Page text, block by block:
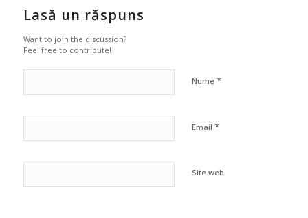
Lasă un răspuns
Want to join the discussion?
Feel free to contribute!
Nume *
Email *
Site web